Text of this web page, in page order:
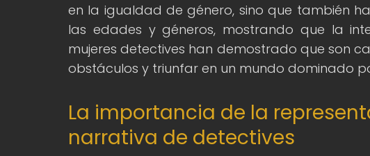
en la igualdad de género, sino que también
las edades y géneros, mostrando que la
mujeres detectives han demostrado que son
obstáculos y triunfar en un mundo dominado
La importancia de la
narrativa de detectives